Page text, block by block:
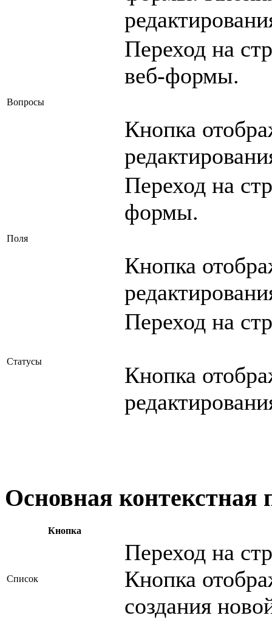
Вопросы
Переход на
веб-формы.
Кнопка
Поля
Переход на
формы.
Кнопка
Статусы
Переход на
Кнопка
Основная контекстная
Кнопка
Список
Переход на
Кнопка
создания